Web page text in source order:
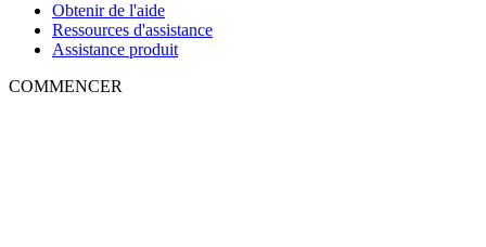
Obtenir de l'aide
Ressources d'assistance
Assistance produit
COMMENCER